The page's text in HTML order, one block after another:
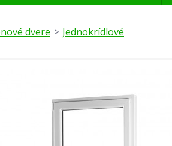
dvere Jednokrídlové